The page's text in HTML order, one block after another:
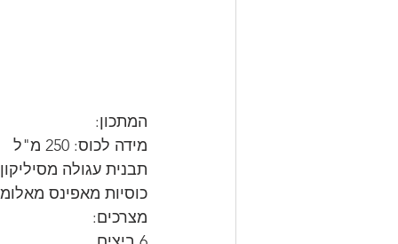
המתכון:
מידה לכוס: 250 מ"ל
תבנית עגולה מסיליקון 24
כוסיות מאפינס
מצרכים: